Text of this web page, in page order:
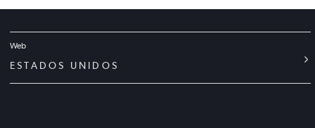
Web
ESTADOS UNIDOS